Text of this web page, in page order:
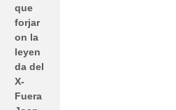
que
forjar
on la
leyen
da del
X-
Fuera